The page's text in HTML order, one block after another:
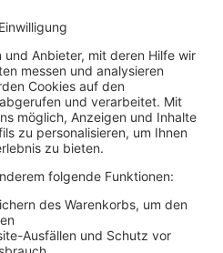
und Zielmärkte an einem
Ihnen einen breiten
unkompliziert zu